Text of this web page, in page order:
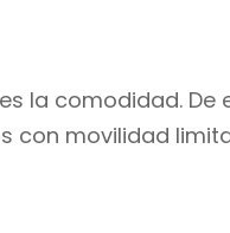
la comodidad.
con movilidad